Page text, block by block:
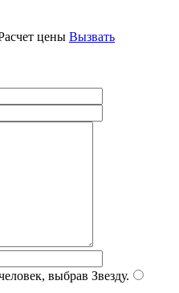
цены Вызвать
выбрав Звезду.